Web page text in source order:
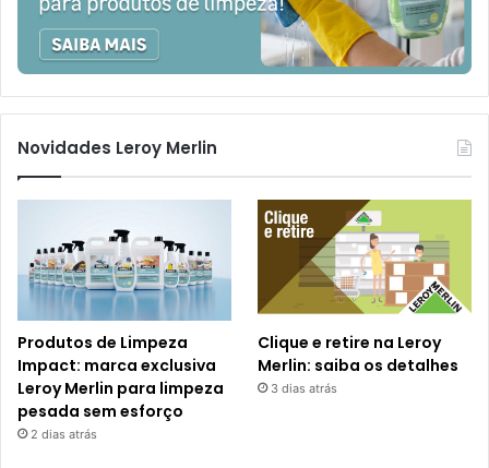
Novidades Leroy Merlin
Produtos de Limpeza
Impact: marca exclusiva
Leroy Merlin para limpeza
pesada sem esforço
2 dias atrás
Clique e retire na Leroy
Merlin: saiba os detalhes
3 dias atrás